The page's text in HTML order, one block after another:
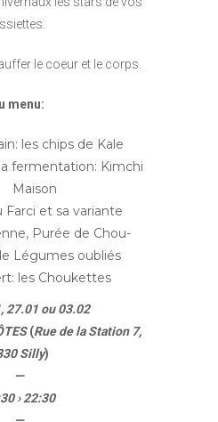
le coeur et le corps.
menu:
les chips de Kale
fermentation: Kimchi
Maison
Farci et sa variante
Purée de Chou-
Légumes oubliés
les Choukettes
27.01 ou 03.02
(Rue de la Station 7,
Silly)
—
› 22:30